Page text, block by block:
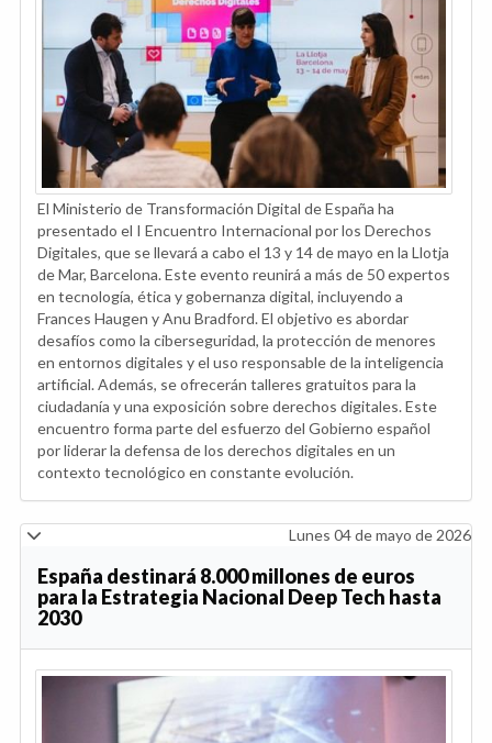
El Ministerio de Transformación Digital de España ha
presentado el I Encuentro Internacional por los Derechos
Digitales, que se llevará a cabo el 13 y 14 de mayo en la Llotja
de Mar, Barcelona. Este evento reunirá a más de 50 expertos
en tecnología, ética y gobernanza digital, incluyendo a
Frances Haugen y Anu Bradford. El objetivo es abordar
desafíos como la ciberseguridad, la protección de menores
en entornos digitales y el uso responsable de la inteligencia
artificial. Además, se ofrecerán talleres gratuitos para la
ciudadanía y una exposición sobre derechos digitales. Este
encuentro forma parte del esfuerzo del Gobierno español
por liderar la defensa de los derechos digitales en un
contexto tecnológico en constante evolución.
Lunes 04 de mayo de 2026
España destinará 8.000 millones de euros
para la Estrategia Nacional Deep Tech hasta
2030